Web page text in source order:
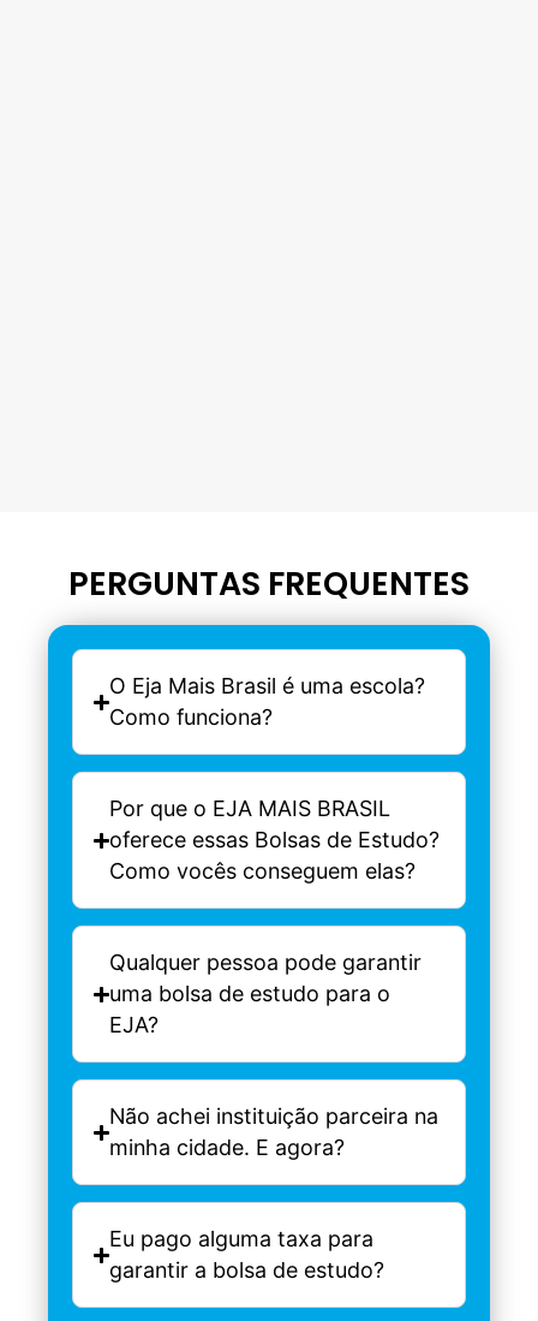
PERGUNTAS FREQUENTES
O Eja Mais Brasil é uma escola?
Como funciona?
Por que o EJA MAIS BRASIL
oferece essas Bolsas de Estudo?
Como vocês conseguem elas?
Qualquer pessoa pode garantir
uma bolsa de estudo para o
EJA?
Não achei instituição parceira na
minha cidade. E agora?
Eu pago alguma taxa para
garantir a bolsa de estudo?